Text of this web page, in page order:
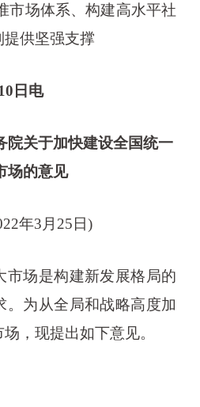
场体系、构建高水平社
供坚强支撑
日电
于加快建设全国统一
场的意见
年3月25日)
场是构建新发展格局的
。为从全局和战略高度加
，现提出如下意见。